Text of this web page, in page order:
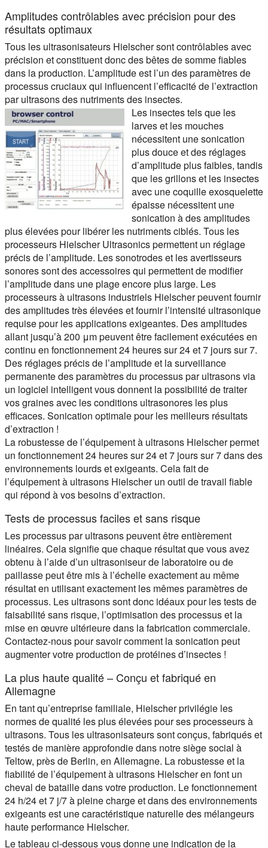
Amplitudes contrôlables avec précision pour des
résultats optimaux
Tous les ultrasonisateurs Hielscher sont contrôlables avec
précision et constituent donc des bêtes de somme fiables
dans la production. L’amplitude est l’un des paramètres de
processus cruciaux qui influencent l’efficacité de l’extraction
par ultrasons des nutriments des insectes.
Les insectes tels que les
larves et les mouches
nécessitent une sonication
plus douce et des réglages
d’amplitude plus faibles, tandis
que les grillons et les insectes
avec une coquille exosquelette
épaisse nécessitent une
sonication à des amplitudes
plus élevées pour libérer les nutriments ciblés. Tous les
processeurs Hielscher Ultrasonics permettent un réglage
précis de l’amplitude. Les sonotrodes et les avertisseurs
sonores sont des accessoires qui permettent de modifier
l’amplitude dans une plage encore plus large. Les
processeurs à ultrasons industriels Hielscher peuvent fournir
des amplitudes très élevées et fournir l’intensité ultrasonique
requise pour les applications exigeantes. Des amplitudes
allant jusqu’à 200 μm peuvent être facilement exécutées en
continu en fonctionnement 24 heures sur 24 et 7 jours sur 7.
Des réglages précis de l’amplitude et la surveillance
permanente des paramètres du processus par ultrasons via
un logiciel intelligent vous donnent la possibilité de traiter
vos graines avec les conditions ultrasonores les plus
efficaces. Sonication optimale pour les meilleurs résultats
d’extraction !
La robustesse de l’équipement à ultrasons Hielscher permet
un fonctionnement 24 heures sur 24 et 7 jours sur 7 dans des
environnements lourds et exigeants. Cela fait de
l’équipement à ultrasons Hielscher un outil de travail fiable
qui répond à vos besoins d’extraction.
Tests de processus faciles et sans risque
Les processus par ultrasons peuvent être entièrement
linéaires. Cela signifie que chaque résultat que vous avez
obtenu à l’aide d’un ultrasoniseur de laboratoire ou de
paillasse peut être mis à l’échelle exactement au même
résultat en utilisant exactement les mêmes paramètres de
processus. Les ultrasons sont donc idéaux pour les tests de
faisabilité sans risque, l’optimisation des processus et la
mise en œuvre ultérieure dans la fabrication commerciale.
Contactez-nous pour savoir comment la sonication peut
augmenter votre production de protéines d’insectes !
La plus haute qualité – Conçu et fabriqué en
Allemagne
En tant qu’entreprise familiale, Hielscher privilégie les
normes de qualité les plus élevées pour ses processeurs à
ultrasons. Tous les ultrasonisateurs sont conçus, fabriqués et
testés de manière approfondie dans notre siège social à
Teltow, près de Berlin, en Allemagne. La robustesse et la
fiabilité de l’équipement à ultrasons Hielscher en font un
cheval de bataille dans votre production. Le fonctionnement
24 h/24 et 7 j/7 à pleine charge et dans des environnements
exigeants est une caractéristique naturelle des mélangeurs
haute performance Hielscher.
Le tableau ci-dessous vous donne une indication de la